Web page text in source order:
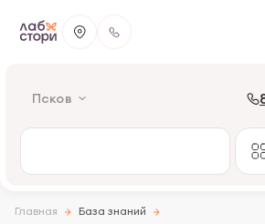
Псков
Главная База знаний